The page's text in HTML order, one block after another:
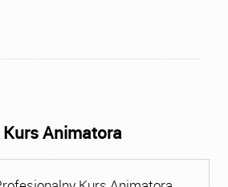
Animatora